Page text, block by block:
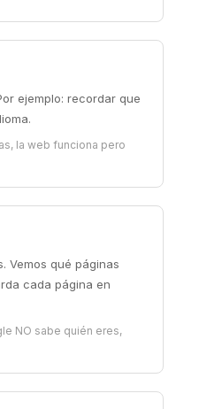
ejemplo: recordar que
la web funciona pero
Vemos qué páginas
cada página en
NO sabe quién eres,